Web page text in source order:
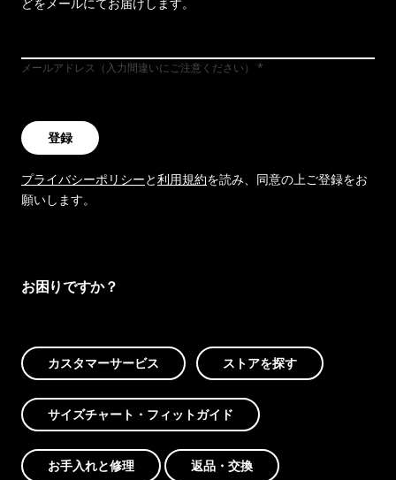
メールアドレス（入力間違いにご注意ください）
登録
プライバシーポリシーと利用規約を読み、同意の上ご登録をお
願いします。
お困りですか？
カスタマーサービス ストアを探す
サイズチャート・フィットガイド
お手入れと修理 返品・交換